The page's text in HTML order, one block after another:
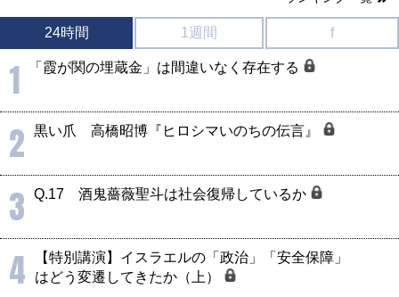
24時間 1週間 f
1 「霞が関の埋蔵金」は間違いなく存在する
2 黒い爪 高橋昭博『ヒロシマいのちの伝言』
3 Q.17 酒鬼薔薇聖斗は社会復帰しているか
4
【特別講演】イスラエルの「政治」「安全保障」
はどう変遷してきたか（上）